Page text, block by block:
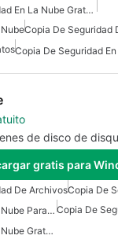
Copia De Seguridad En La Nube Gratuita Para Windows
Copia De Seguridad
de disco de
gratis para
De ArchivosCopia De
Copia De Seguridad En La Nube Para Windows Copia De
Copia De Seguridad En La Nube Gratuita Para Windows